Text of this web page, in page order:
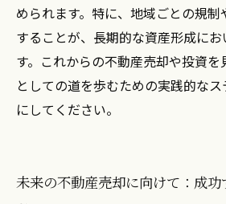
められます。特に、地域ごとの規
することが、長期的な資産形成に
す。これからの不動産売却や投資
としての道を歩むための実践的な
にしてください。
未来の不動産売却に向けて：成功